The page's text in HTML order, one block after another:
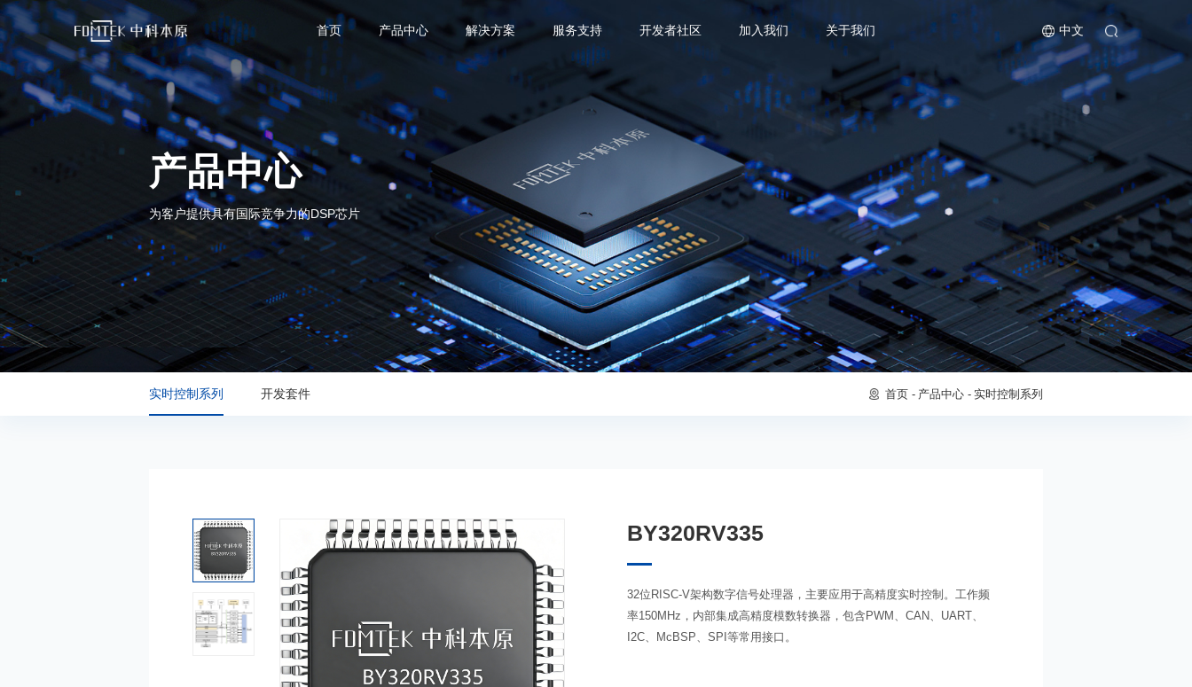
首页 产品中心 解决方案 服务支持 开发者社区 加入我们 关于我们 中文
产品中心
为客户提供具有国际竞争力的DSP芯片
实时控制系列 开发套件 首页 产品中心 实时控制系列
BY320RV335
32位RISC-V架构数字信号处理器，主要应用于高精度实时控制。工作频
率150MHz，内部集成高精度模数转换器，包含PWM、CAN、UART、
I2C、McBSP、SPI等常用接口。